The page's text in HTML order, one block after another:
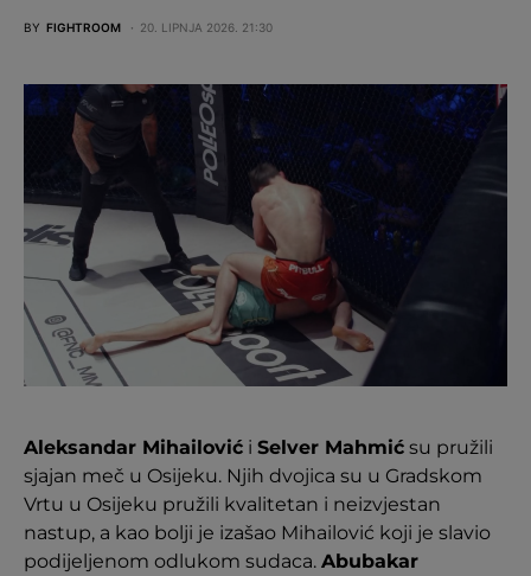
BY FIGHTROOM 20. LIPNJA 2026. 21:30
Aleksandar Mihailović i Selver Mahmić su pružili
sjajan meč u Osijeku. Njih dvojica su u Gradskom
Vrtu u Osijeku pružili kvalitetan i neizvjestan
nastup, a kao bolji je izašao Mihailović koji je slavio
podijeljenom odlukom sudaca. Abubakar